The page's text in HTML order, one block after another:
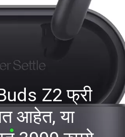
Z2 फ्री
आहेत, या